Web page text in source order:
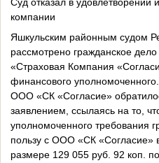
компании
Яшкульским районным судом
рассмотрено гражданское
«Страховая Компания
финансового уполномоченного.
ООО «СК «Согласие»
заявлением, ссылаясь на то,
уполномоченного требования
пользу с ООО «СК «Согласие»
размере 129 055 руб. 92 коп.